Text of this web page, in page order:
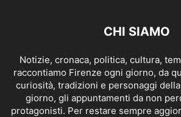
CHI SIAMO
Notizie, cronaca, politica, cultura,
raccontiamo Firenze ogni giorno, da
curiosità, tradizioni e personaggi
giorno, gli appuntamenti da non
protagonisti. Per restare sempre